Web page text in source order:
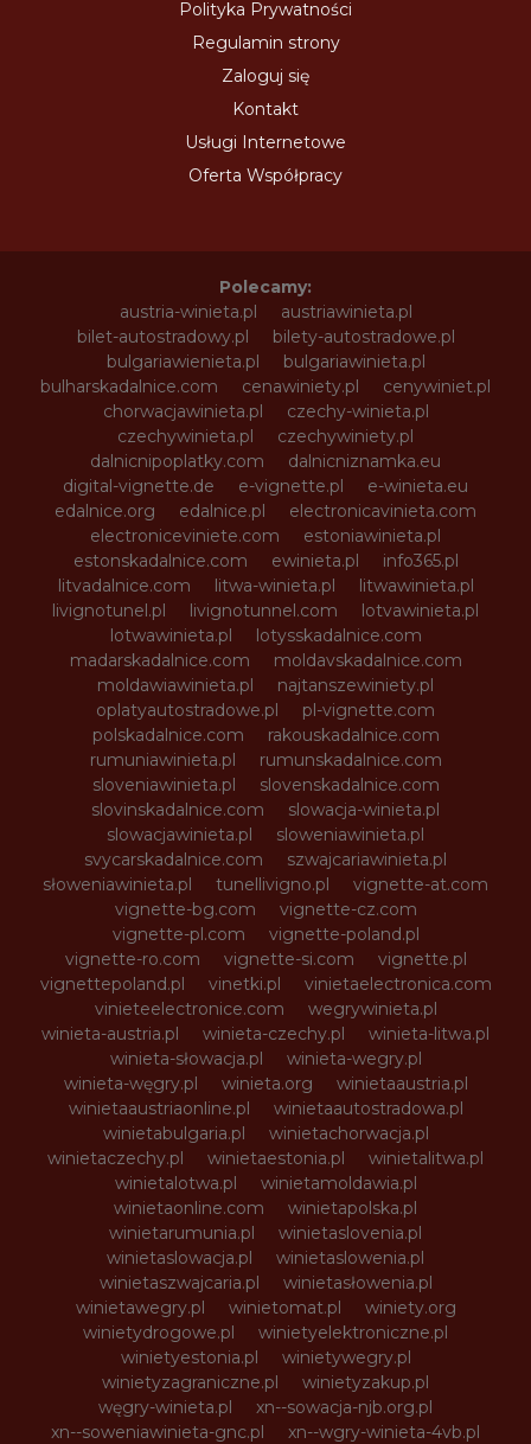
Polityka Prywatności
Regulamin strony
Zaloguj się
Kontakt
Usługi Internetowe
Oferta Współpracy
Polecamy:
austria-winieta.pl
austriawinieta.pl
bilet-autostradowy.pl
bilety-autostradowe.pl
bulgariawienieta.pl
bulgariawinieta.pl
bulharskadalnice.com
cenawiniety.pl
cenywiniet.pl
chorwacjawinieta.pl
czechy-winieta.pl
czechywinieta.pl
czechywiniety.pl
dalnicnipoplatky.com
dalnicniznamka.eu
digital-vignette.de
e-vignette.pl
e-winieta.eu
edalnice.org
edalnice.pl
electronicavinieta.com
electroniceviniete.com
estoniawinieta.pl
estonskadalnice.com
ewinieta.pl
info365.pl
litvadalnice.com
litwa-winieta.pl
litwawinieta.pl
livignotunel.pl
livignotunnel.com
lotvawinieta.pl
lotwawinieta.pl
lotysskadalnice.com
madarskadalnice.com
moldavskadalnice.com
moldawiawinieta.pl
najtanszewiniety.pl
oplatyautostradowe.pl
pl-vignette.com
polskadalnice.com
rakouskadalnice.com
rumuniawinieta.pl
rumunskadalnice.com
sloveniawinieta.pl
slovenskadalnice.com
slovinskadalnice.com
slowacja-winieta.pl
slowacjawinieta.pl
sloweniawinieta.pl
svycarskadalnice.com
szwajcariawinieta.pl
słoweniawinieta.pl
tunellivigno.pl
vignette-at.com
vignette-bg.com
vignette-cz.com
vignette-pl.com
vignette-poland.pl
vignette-ro.com
vignette-si.com
vignette.pl
vignettepoland.pl
vinetki.pl
vinietaelectronica.com
vinieteelectronice.com
wegrywinieta.pl
winieta-austria.pl
winieta-czechy.pl
winieta-litwa.pl
winieta-słowacja.pl
winieta-wegry.pl
winieta-węgry.pl
winieta.org
winietaaustria.pl
winietaaustriaonline.pl
winietaautostradowa.pl
winietabulgaria.pl
winietachorwacja.pl
winietaczechy.pl
winietaestonia.pl
winietalitwa.pl
winietalotwa.pl
winietamoldawia.pl
winietaonline.com
winietapolska.pl
winietarumunia.pl
winietaslovenia.pl
winietaslowacja.pl
winietaslowenia.pl
winietaszwajcaria.pl
winietasłowenia.pl
winietawegry.pl
winietomat.pl
winiety.org
winietydrogowe.pl
winietyelektroniczne.pl
winietyestonia.pl
winietywegry.pl
winietyzagraniczne.pl
winietyzakup.pl
węgry-winieta.pl
xn--sowacja-njb.org.pl
xn--soweniawinieta-gnc.pl
xn--wgry-winieta-4vb.pl